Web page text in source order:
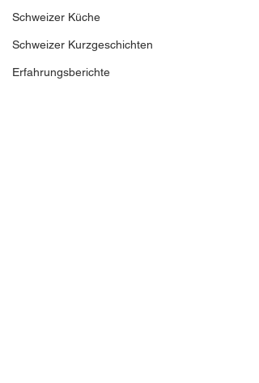
Schweizer Küche
Schweizer Kurzgeschichten
Erfahrungsberichte